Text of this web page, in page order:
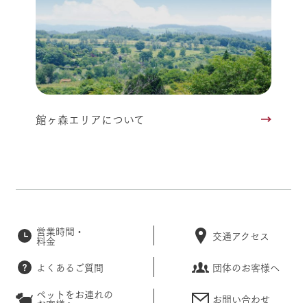
館ヶ森エリアについて
営業時間・
料金 交通アクセス
よくあるご質問
団体のお客様へ
ペットをお連れの
お問い合わせ